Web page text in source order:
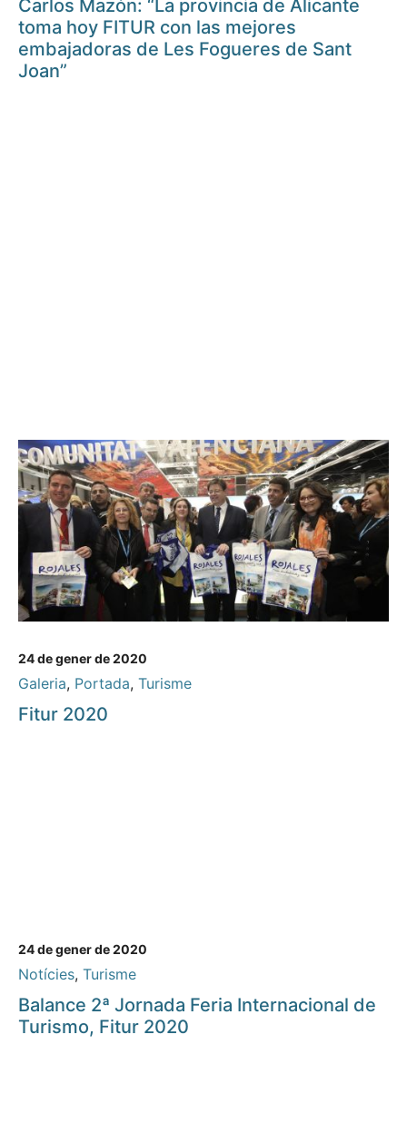
Carlos Mazón: “La provincia de Alicante
toma hoy FITUR con las mejores
embajadoras de Les Fogueres de Sant
Joan”
24 de gener de 2020
Galeria, Portada, Turisme
Fitur 2020
24 de gener de 2020
Notícies, Turisme
Balance 2ª Jornada Feria Internacional de
Turismo, Fitur 2020